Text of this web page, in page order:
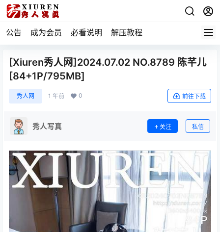
公告 成为会员 必看说明 解压教程
[Xiuren秀人网]2024.07.02 NO.8789 陈芊儿
[84+1P/795MB]
秀人网 1 年前 0 前往下载
秀人写真 关注 私信